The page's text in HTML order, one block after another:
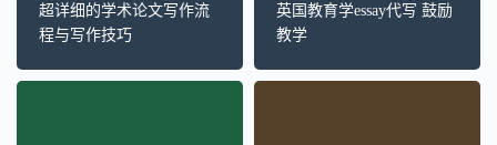
超详细的学术论文写作流
程与写作技巧
英国教育学essay代写 鼓励
教学